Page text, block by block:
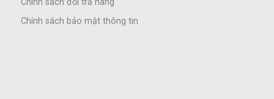
Chính sách bảo mật thông tin